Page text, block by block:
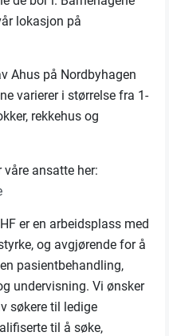
lokasjon på
Ahus på Nordbyhagen
varierer i størrelse fra 1-
rekkehus og
ansatte her:
er en arbeidsplass med
og avgjørende for å
pasientbehandling,
undervisning. Vi ønsker
søkere til ledige
til å søke,